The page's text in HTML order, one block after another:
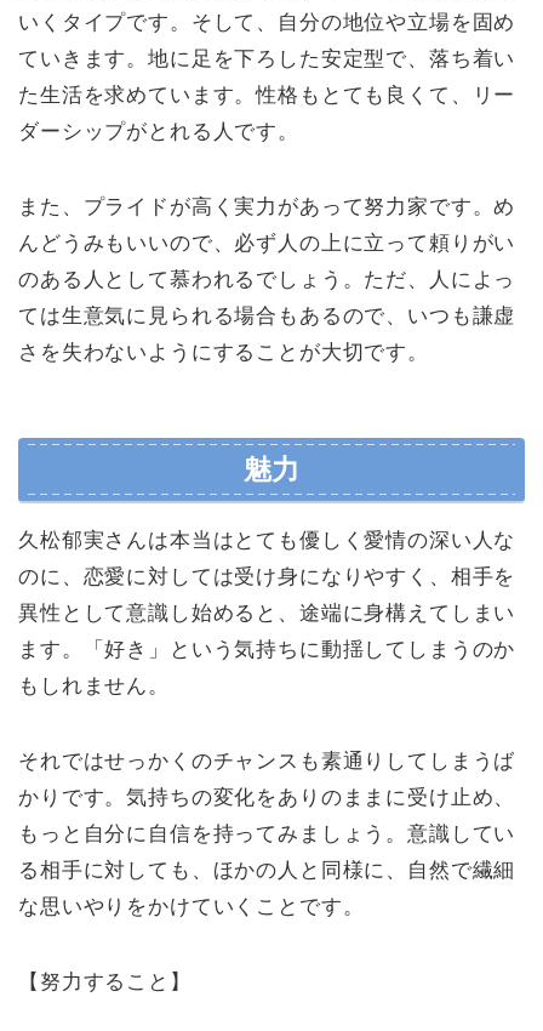
いくタイプです。そして、自分の地位や立場を固め
ていきます。地に足を下ろした安定型で、落ち着い
た生活を求めています。性格もとても良くて、リー
ダーシップがとれる人です。
また、プライドが高く実力があって努力家です。め
んどうみもいいので、必ず人の上に立って頼りがい
のある人として慕われるでしょう。ただ、人によっ
ては生意気に見られる場合もあるので、いつも謙虚
さを失わないようにすることが大切です。
魅力
久松郁実さんは本当はとても優しく愛情の深い人な
のに、恋愛に対しては受け身になりやすく、相手を
異性として意識し始めると、途端に身構えてしまい
ます。「好き」という気持ちに動揺してしまうのか
もしれません。
それではせっかくのチャンスも素通りしてしまうば
かりです。気持ちの変化をありのままに受け止め、
もっと自分に自信を持ってみましょう。意識してい
る相手に対しても、ほかの人と同様に、自然で繊細
な思いやりをかけていくことです。
【努力すること】